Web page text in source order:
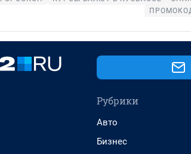
Рубрики
Авто
Бизнес